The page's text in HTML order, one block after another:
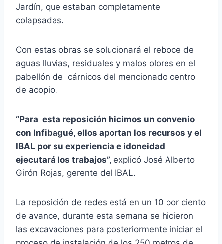
Jardín, que estaban completamente
colapsadas.
Con estas obras se solucionará el reboce de
aguas lluvias, residuales y malos olores en el
pabellón de cárnicos del mencionado centro
de acopio.
“Para esta reposición hicimos un convenio
con Infibagué, ellos aportan los recursos y el
IBAL por su experiencia e idoneidad
ejecutará los trabajos”, explicó José Alberto
Girón Rojas, gerente del IBAL.
La reposición de redes está en un 10 por ciento
de avance, durante esta semana se hicieron
las excavaciones para posteriormente iniciar el